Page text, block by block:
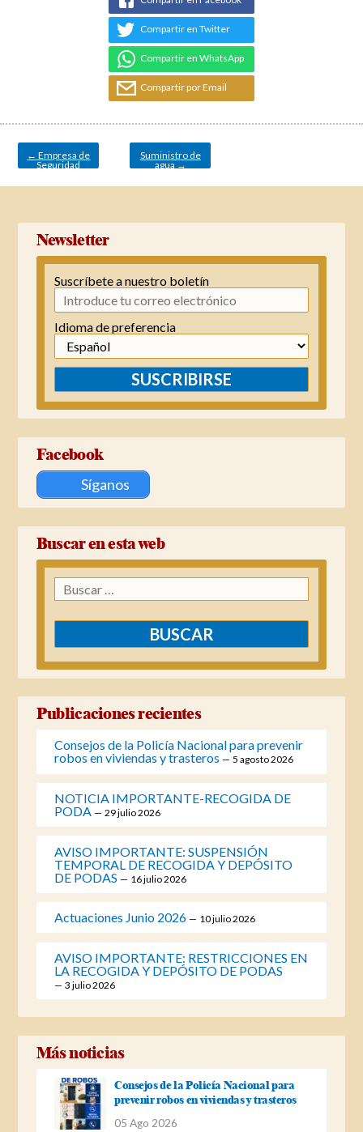
Compartir en Twitter
Compartir en WhatsApp
Compartir por Email
Navegación
entradas
← Empresa de
Seguridad
Suministro de
agua →
Newsletter
Suscríbete a nuestro boletín
Idioma de preferencia
SUSCRIBIRSE
Facebook
Síganos
Buscar en esta web
Buscar:
Publicaciones recientes
Consejos de la Policía Nacional para prevenir
robos en viviendas y trasteros
5 agosto 2026
NOTICIA IMPORTANTE-RECOGIDA DE
PODA
29 julio 2026
AVISO IMPORTANTE: SUSPENSIÓN
TEMPORAL DE RECOGIDA Y DEPÓSITO
DE PODAS
16 julio 2026
Actuaciones Junio 2026 10 julio 2026
AVISO IMPORTANTE: RESTRICCIONES EN
LA RECOGIDA Y DEPÓSITO DE PODAS
3 julio 2026
Más noticias
Consejos de la Policía Nacional para
prevenir robos en viviendas y trasteros
05 Ago 2026